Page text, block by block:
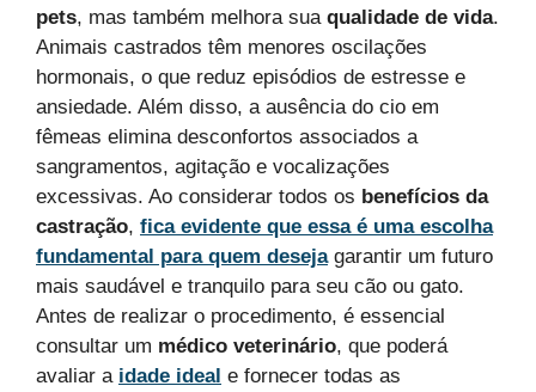
pets, mas também melhora sua qualidade de vida.
Animais castrados têm menores oscilações
hormonais, o que reduz episódios de estresse e
ansiedade. Além disso, a ausência do cio em
fêmeas elimina desconfortos associados a
sangramentos, agitação e vocalizações
excessivas. Ao considerar todos os benefícios da
castração, fica evidente que essa é uma escolha
fundamental para quem desejagarantir um futuro
mais saudável e tranquilo para seu cão ou gato.
Antes de realizar o procedimento, é essencial
consultar um médico veterinário, que poderá
avaliar a idade ideal e fornecer todas as